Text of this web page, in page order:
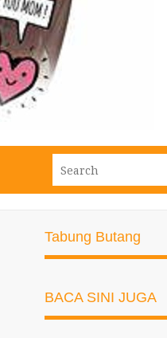
Tabung Butang
BACA SINI JUGA